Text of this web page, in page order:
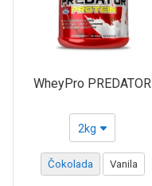
WheyPro PREDATOR
2kg
Čokolada Vanila